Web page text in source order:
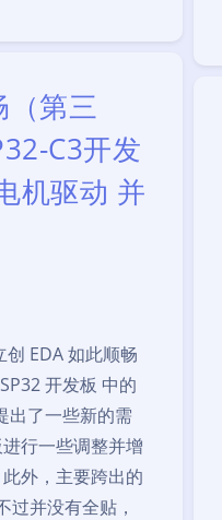
（第三
C3开发
机驱动 并
EDA 如此顺畅
开发板 中的
出了一些新的需
行一些调整并增
外，主要跨出的
过并没有全贴，